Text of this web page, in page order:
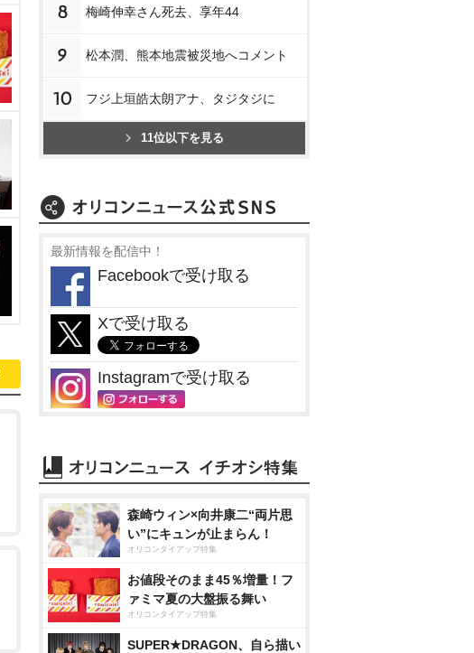
8 梅崎伸幸さん死去、享年44
9 松本潤、熊本地震被災地へコメント
10 フジ上垣皓太朗アナ、タジタジに
11位以下を見る
最新情報を配信中！
Facebookで受け取る
Xで受け取る
Instagramで受け取る
森崎ウィン×向井康二“両片思
い”にキュンが止まらん！
オリコンタイアップ特集
お値段そのまま45％増量！フ
ァミマ夏の大盤振る舞い
オリコンタイアップ特集
SUPER★DRAGON、自ら描い